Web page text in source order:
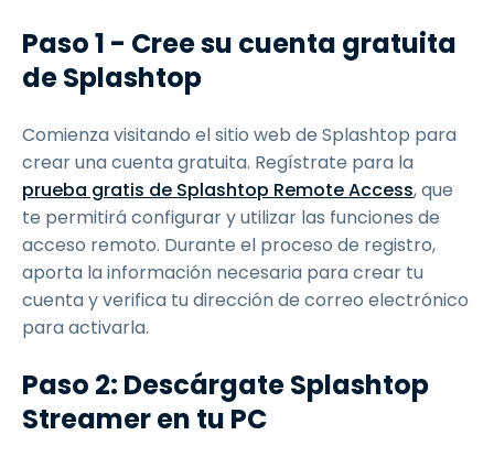
Paso 1 - Cree su cuenta gratuita
de Splashtop
Comienza visitando el sitio web de Splashtop para
crear una cuenta gratuita. Regístrate para la
prueba gratis de Splashtop Remote Access, que
te permitirá configurar y utilizar las funciones de
acceso remoto. Durante el proceso de registro,
aporta la información necesaria para crear tu
cuenta y verifica tu dirección de correo electrónico
para activarla.
Paso 2: Descárgate Splashtop
Streamer en tu PC